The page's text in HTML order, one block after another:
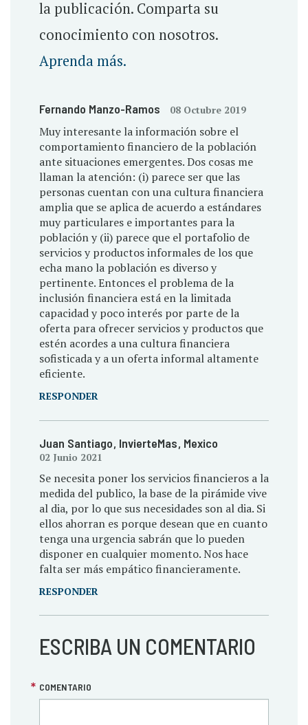
la publicación. Comparta su
conocimiento con nosotros.
Aprenda más.
Fernando Manzo-Ramos 08 Octubre 2019
Muy interesante la información sobre el
comportamiento financiero de la población
ante situaciones emergentes. Dos cosas me
llaman la atención: (i) parece ser que las
personas cuentan con una cultura financiera
amplia que se aplica de acuerdo a estándares
muy particulares e importantes para la
población y (ii) parece que el portafolio de
servicios y productos informales de los que
echa mano la población es diverso y
pertinente. Entonces el problema de la
inclusión financiera está en la limitada
capacidad y poco interés por parte de la
oferta para ofrecer servicios y productos que
estén acordes a una cultura financiera
sofisticada y a un oferta informal altamente
eficiente.
RESPONDER
Juan Santiago, InvierteMas, Mexico
02 Junio 2021
Se necesita poner los servicios financieros a la
medida del publico, la base de la pirámide vive
al dia, por lo que sus necesidades son al dia. Si
ellos ahorran es porque desean que en cuanto
tenga una urgencia sabrán que lo pueden
disponer en cualquier momento. Nos hace
falta ser más empático financieramente.
RESPONDER
ESCRIBA UN COMENTARIO
COMENTARIO